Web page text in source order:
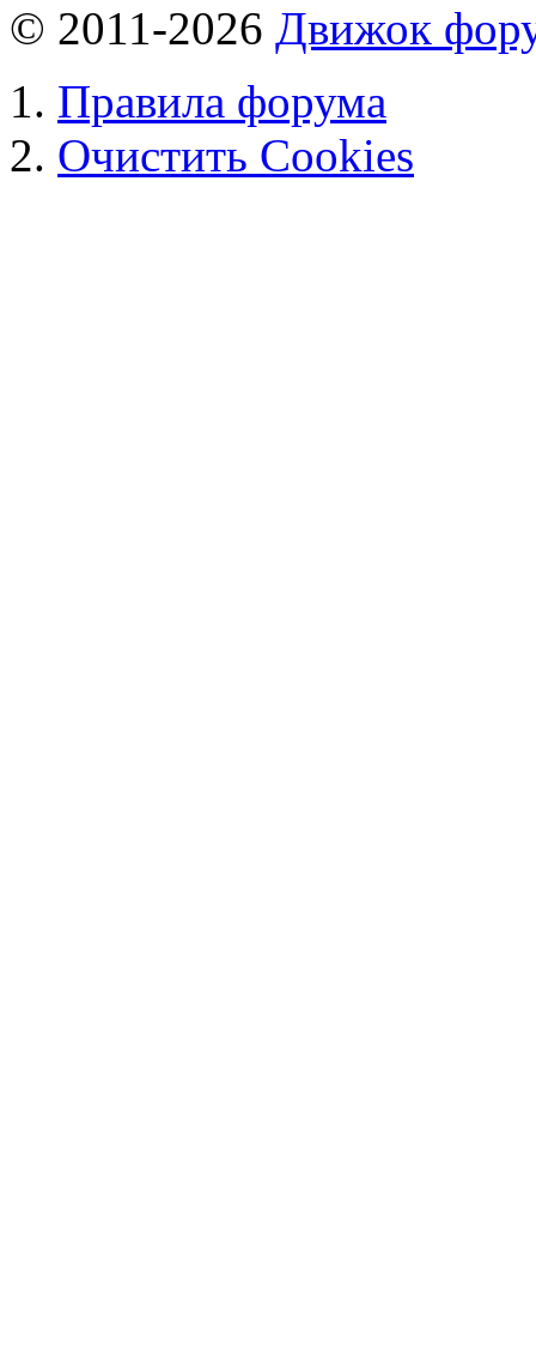
© 2011-2026 Движок
Правила форума
Очистить Cookies